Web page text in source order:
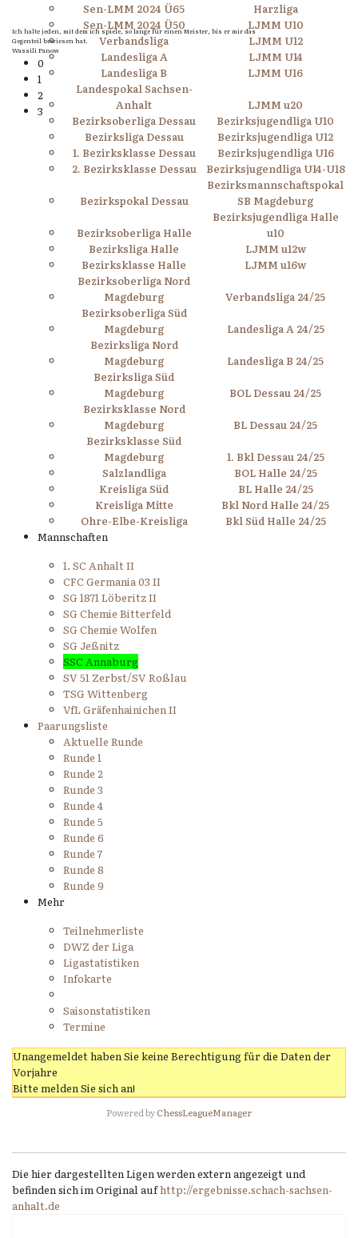
Ich halte jeden, mit dem ich spiele, so lange für einen Meister, bis er mir das
Gegenteil bewiesen hat.
Wassili Panow
0
1
2
3
Sen-LMM 2024 Ü65
Harzliga
Sen-LMM 2024 Ü50
LJMM U10
Verbandsliga
LJMM U12
Landesliga A
LJMM U14
Landesliga B
LJMM U16
Landespokal Sachsen-
Anhalt
LJMM u20
Bezirksoberliga Dessau
Bezirksjugendliga U10
Bezirksliga Dessau
Bezirksjugendliga U12
1. Bezirksklasse Dessau
Bezirksjugendliga U16
2. Bezirksklasse Dessau
Bezirksjugendliga U14-U18
Bezirkspokal Dessau
Bezirksmannschaftspokal
SB Magdeburg
Bezirksoberliga Halle
Bezirksjugendliga Halle
u10
Bezirksliga Halle
LJMM u12w
Bezirksklasse Halle
LJMM u16w
Bezirksoberliga Nord
Magdeburg
Verbandsliga 24/25
Bezirksoberliga Süd
Magdeburg
Landesliga A 24/25
Bezirksliga Nord
Magdeburg
Landesliga B 24/25
Bezirksliga Süd
Magdeburg
BOL Dessau 24/25
Bezirksklasse Nord
Magdeburg
BL Dessau 24/25
Bezirksklasse Süd
Magdeburg
1. Bkl Dessau 24/25
Salzlandliga
BOL Halle 24/25
Kreisliga Süd
BL Halle 24/25
Kreisliga Mitte
Bkl Nord Halle 24/25
Ohre-Elbe-Kreisliga
Bkl Süd Halle 24/25
Mannschaften
1. SC Anhalt II
CFC Germania 03 II
SG 1871 Löberitz II
SG Chemie Bitterfeld
SG Chemie Wolfen
SG Jeßnitz
SSC Annaburg
SV 51 Zerbst/SV Roßlau
TSG Wittenberg
VfL Gräfenhainichen II
Paarungsliste
Aktuelle Runde
Runde 1
Runde 2
Runde 3
Runde 4
Runde 5
Runde 6
Runde 7
Runde 8
Runde 9
Mehr
Teilnehmerliste
DWZ der Liga
Ligastatistiken
Infokarte
Saisonstatistiken
Termine
Unangemeldet haben Sie keine Berechtigung für die Daten der
Vorjahre
Bitte melden Sie sich an!
Powered byChessLeagueManager
Die hier dargestellten Ligen werden extern angezeigt und
befinden sich im Original aufhttp://ergebnisse.schach-sachsen-
anhalt.de